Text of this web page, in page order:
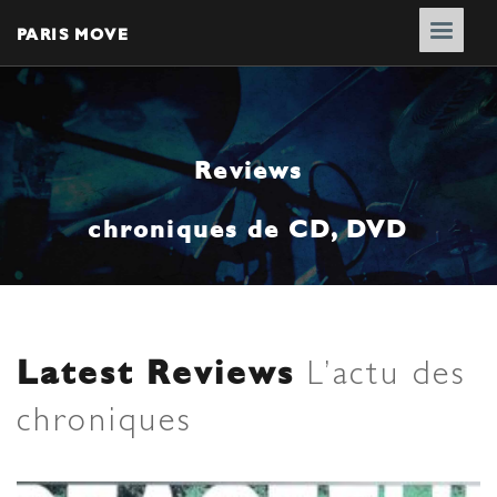
PARIS MOVE
Reviews
chroniques de CD, DVD
Latest Reviews L’actu des
chroniques